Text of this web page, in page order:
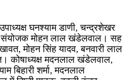
घनश्याम डाणी, चन्द्रशेखर
संयोजक मोहन लाल खंडेलवाल। सह
मोहन सिंह यादव, बनवारी लाल
कोषाध्यक्ष मदनलाल खंडेलवाल,
बिहारी शर्मा, मदनलाल